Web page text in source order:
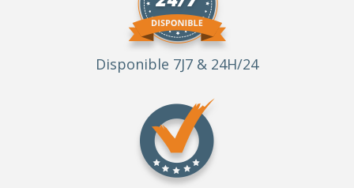
Disponible 7J7 & 24H/24